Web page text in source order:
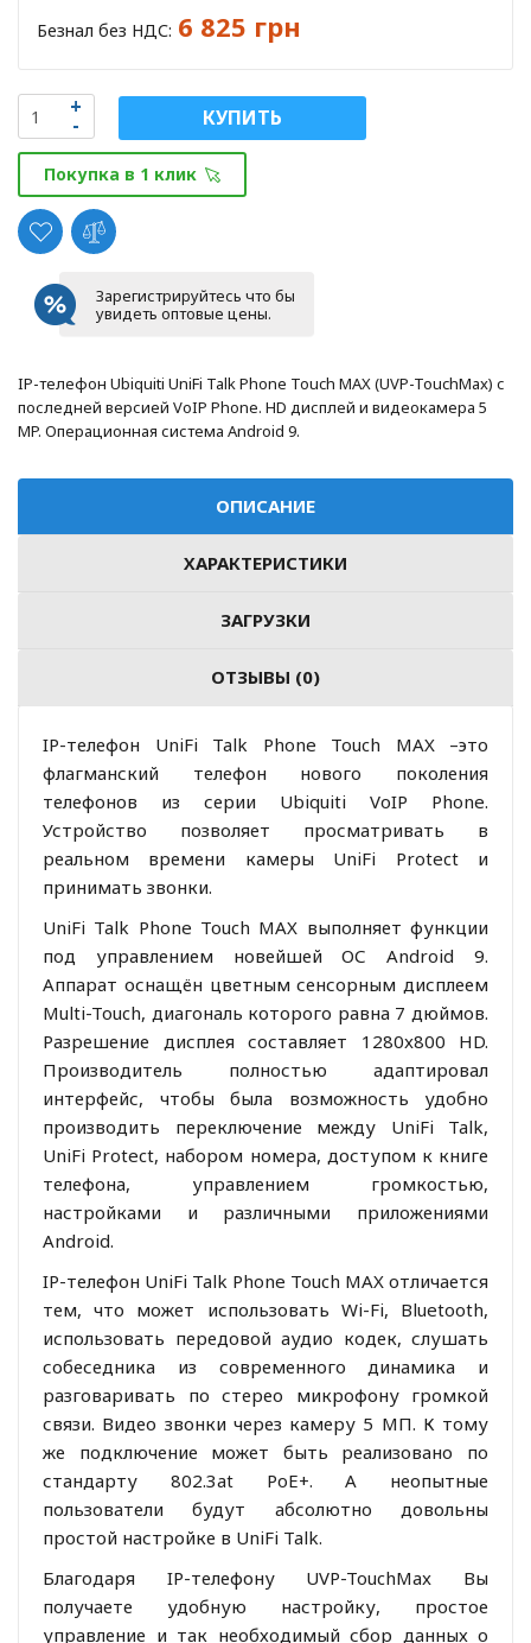
Безнал без НДС: 6 825 грн
КУПИТЬ
Покупка в 1 клик
Зарегистрируйтесь что бы
увидеть оптовые цены.
IP-телефон Ubiquiti UniFi Talk Phone Touch MAX (UVP-TouchMax) с
последней версией VoIP Phone. HD дисплей и видеокамера 5
MP. Операционная система Android 9.
ОПИСАНИЕ
ХАРАКТЕРИСТИКИ
ЗАГРУЗКИ
ОТЗЫВЫ (0)
IP-телефон UniFi Talk Phone Touch MAX –это
флагманский телефон нового поколения
телефонов из серии Ubiquiti VoIP Phone.
Устройство позволяет просматривать в
реальном времени камеры UniFi Protect и
принимать звонки.
UniFi Talk Phone Touch MAX выполняет функции
под управлением новейшей ОС Android 9.
Аппарат оснащён цветным сенсорным дисплеем
Multi-Touch, диагональ которого равна 7 дюймов.
Разрешение дисплея составляет 1280x800 HD.
Производитель полностью адаптировал
интерфейс, чтобы была возможность удобно
производить переключение между UniFi Talk,
UniFi Protect, набором номера, доступом к книге
телефона, управлением громкостью,
настройками и различными приложениями
Android.
IP-телефон UniFi Talk Phone Touch MAX отличается
тем, что может использовать Wi-Fi, Bluetooth,
использовать передовой аудио кодек, слушать
собеседника из современного динамика и
разговаривать по стерео микрофону громкой
связи. Видео звонки через камеру 5 МП. К тому
же подключение может быть реализовано по
стандарту 802.3at PoE+. А неопытные
пользователи будут абсолютно довольны
простой настройке в UniFi Talk.
Благодаря IP-телефону UVP-TouchMax Вы
получаете удобную настройку, простое
управление и так необходимый сбор данных о